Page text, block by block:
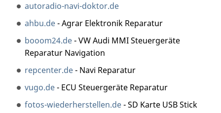
autoradio-navi-doktor.de
ahbu.de- Agrar Elektronik Reparatur
booom24.de- VW Audi MMI Steuergeräte
Reparatur Navigation
repcenter.de- Navi Reparatur
vugo.de- ECU Steuergeräte Reparatur
fotos-wiederherstellen.de- SD Karte USB Stick